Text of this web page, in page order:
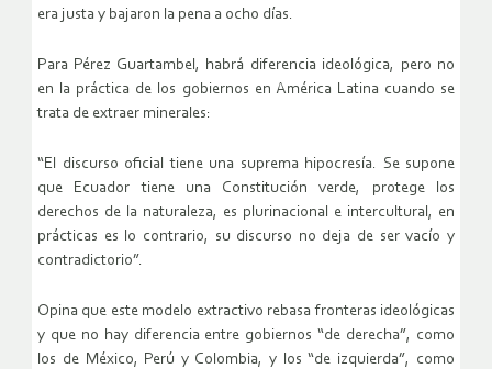
era justa y bajaron la pena a ocho días.
Para Pérez Guartambel, habrá diferencia ideológica, pero no
en la práctica de los gobiernos en América Latina cuando se
trata de extraer minerales:
“El discurso oficial tiene una suprema hipocresía. Se supone
que Ecuador tiene una Constitución verde, protege los
derechos de la naturaleza, es plurinacional e intercultural, en
prácticas es lo contrario, su discurso no deja de ser vacío y
contradictorio”.
Opina que este modelo extractivo rebasa fronteras ideológicas
y que no hay diferencia entre gobiernos “de derecha”, como
los de México, Perú y Colombia, y los “de izquierda”, como